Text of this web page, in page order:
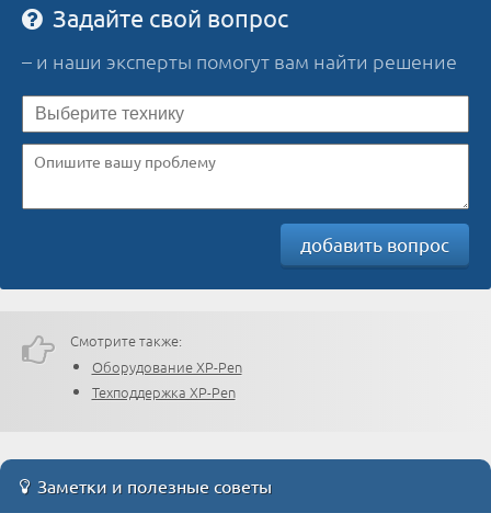
Задайте свой вопрос
– и наши эксперты помогут вам найти решение
добавить вопрос
Смотрите также:
Оборудование XP-Pen
Техподдержка XP-Pen
Заметки и полезные советы